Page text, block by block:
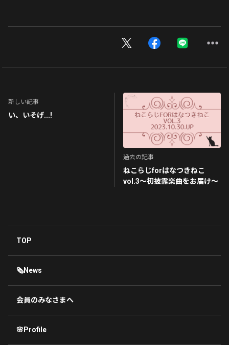
新しい記事
い、いそげ...!
過去の記事
ねこらじforはなつきねこ
vol.3〜初披露楽曲をお届け〜
TOP
🗞News
会員のみなさまへ
🌸Profile